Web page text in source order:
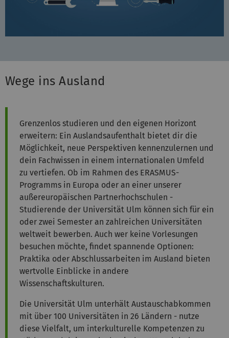
Wege ins Ausland
Grenzenlos studieren und den eigenen Horizont
erweitern: Ein Auslandsaufenthalt bietet dir die
Möglichkeit, neue Perspektiven kennenzulernen und
dein Fachwissen in einem internationalen Umfeld
zu vertiefen. Ob im Rahmen des ERASMUS-
Programms in Europa oder an einer unserer
außereuropäischen Partnerhochschulen -
Studierende der Universität Ulm können sich für ein
oder zwei Semester an zahlreichen Universitäten
weltweit bewerben. Auch wer keine Vorlesungen
besuchen möchte, findet spannende Optionen:
Praktika oder Abschlussarbeiten im Ausland bieten
wertvolle Einblicke in andere
Wissenschaftskulturen.
Die Universität Ulm unterhält Austauschabkommen
mit über 100 Universitäten in 26 Ländern - nutze
diese Vielfalt, um interkulturelle Kompetenzen zu